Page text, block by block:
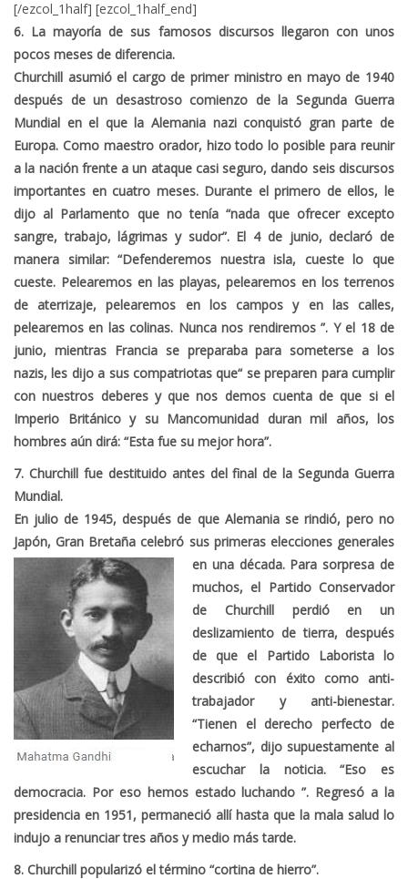
[/ezcol_1half] [ezcol_1half_end]
6. La mayoría de sus famosos discursos llegaron con unos
pocos meses de diferencia.
Churchill asumió el cargo de primer ministro en mayo de 1940
después de un desastroso comienzo de la Segunda Guerra
Mundial en el que la Alemania nazi conquistó gran parte de
Europa. Como maestro orador, hizo todo lo posible para reunir
a la nación frente a un ataque casi seguro, dando seis discursos
importantes en cuatro meses. Durante el primero de ellos, le
dijo al Parlamento que no tenía “nada que ofrecer excepto
sangre, trabajo, lágrimas y sudor”. El 4 de junio, declaró de
manera similar: “Defenderemos nuestra isla, cueste lo que
cueste. Pelearemos en las playas, pelearemos en los terrenos
de aterrizaje, pelearemos en los campos y en las calles,
pelearemos en las colinas. Nunca nos rendiremos ”. Y el 18 de
junio, mientras Francia se preparaba para someterse a los
nazis, les dijo a sus compatriotas que“ se preparen para cumplir
con nuestros deberes y que nos demos cuenta de que si el
Imperio Británico y su Mancomunidad duran mil años, los
hombres aún dirá: “Esta fue su mejor hora”.
7. Churchill fue destituido antes del final de la Segunda Guerra
Mundial.
En julio de 1945, después de que Alemania se rindió, pero no
Japón, Gran Bretaña celebró sus primeras elecciones generales
en una década. Para sorpresa de
muchos, el Partido Conservador
de Churchill perdió en un
deslizamiento de tierra, después
de que el Partido Laborista lo
describió con éxito como anti-
trabajador y anti-bienestar.
“Tienen el derecho perfecto de
echarnos”, dijo supuestamente al
escuchar la noticia. “Eso es
democracia. Por eso hemos estado luchando ”. Regresó a la
presidencia en 1951, permaneció allí hasta que la mala salud lo
indujo a renunciar tres años y medio más tarde.
8. Churchill popularizó el término “cortina de hierro”.